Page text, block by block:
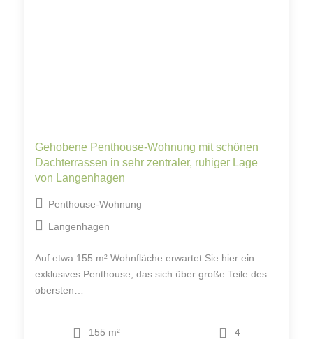
Gehobene Penthouse-Wohnung mit schönen
Dachterrassen in sehr zentraler, ruhiger Lage
von Langenhagen
Penthouse-Wohnung
Langenhagen
Auf etwa 155 m² Wohnfläche erwartet Sie hier ein
exklusives Penthouse, das sich über große Teile des
obersten…
155 m² 4